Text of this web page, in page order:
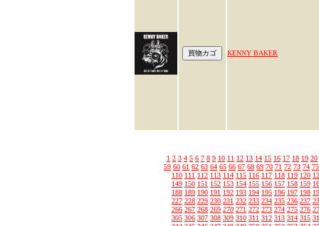
KENNY BAKER
1 2 3 4 5 6 7 8 9 10 11 12 13 14 15 16 17 18 19 20
59 60 61 62 63 64 65 66 67 68 69 70 71 72 73 74 75
110 111 112 113 114 115 116 117 118 119 120
149 150 151 152 153 154 155 156 157 158 159
188 189 190 191 192 193 194 195 196 197 198
227 228 229 230 231 232 233 234 235 236 237
266 267 268 269 270 271 272 273 274 275 276
305 306 307 308 309 310 311 312 313 314 315